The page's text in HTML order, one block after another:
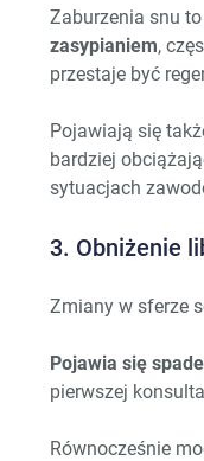
Zaburzenia snu
zasypianiem,
przestaje być
Pojawiają się
bardziej
sytuacjach
3. Obniżenie
Zmiany w sferze
Pojawia się
pierwszej
Równocześnie